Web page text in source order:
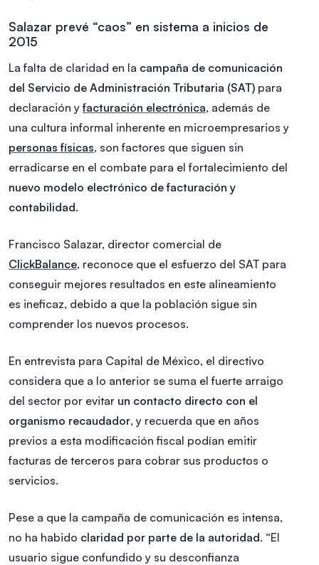
Salazar prevé “caos” en sistema a inicios de
2015
La falta de claridad en la campaña de comunicación
del Servicio de Administración Tributaria (SAT) para
declaración yfacturación electrónica, además de
una cultura informal inherente en microempresarios y
personas físicas, son factores que siguen sin
erradicarse en el combate para el fortalecimiento del
nuevo modelo electrónico de facturación y
contabilidad.
Francisco Salazar, director comercial de
ClickBalance, reconoce que el esfuerzo del SAT para
conseguir mejores resultados en este alineamiento
es ineficaz, debido a que la población sigue sin
comprender los nuevos procesos.
En entrevista para Capital de México, el directivo
considera que a lo anterior se suma el fuerte arraigo
del sector por evitar un contacto directo con el
organismo recaudador, y recuerda que en años
previos a esta modificación fiscal podían emitir
facturas de terceros para cobrar sus productos o
servicios.
Pese a que la campaña de comunicación es intensa,
no ha habido claridad por parte de la autoridad. “El
usuario sigue confundido y su desconfianza